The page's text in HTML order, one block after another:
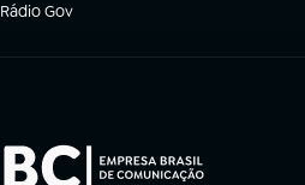
Rádio Gov
(abre em nova aba)